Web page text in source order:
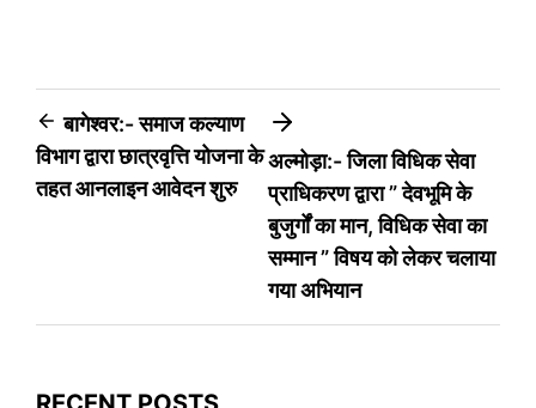
Post
navigation
बागेश्वर:- समाज कल्याण
विभाग द्वारा छात्रवृत्ति योजना के
तहत आनलाइन आवेदन शुरु
अल्मोड़ा:- जिला विधिक सेवा
प्राधिकरण द्वारा ” देवभूमि के
बुजुर्गों का मान, विधिक सेवा का
सम्मान ” विषय को लेकर चलाया
गया अभियान